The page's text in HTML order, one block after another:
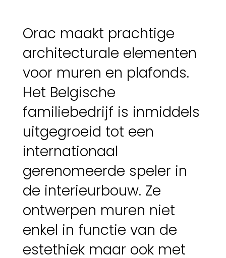
Orac maakt prachtige
architecturale elementen
voor muren en plafonds.
Het Belgische
familiebedrijf is inmiddels
uitgegroeid tot een
internationaal
gerenomeerde speler in
de interieurbouw. Ze
ontwerpen muren niet
enkel in functie van de
estethiek maar ook met